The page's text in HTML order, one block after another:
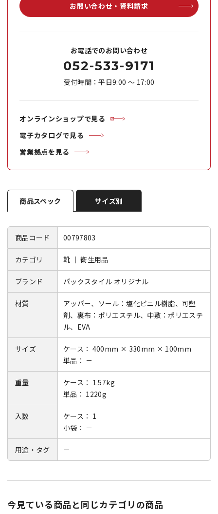
お問い合わせ・資料請求
お電話でのお問い合わせ
052-533-9171
受付時間：平日9:00 ～ 17:00
オンラインショップで見る
電子カタログで見る
営業拠点を見る
商品スペック サイズ別
商品コード 00797803
カテゴリ 靴 ｜ 衛生用品
ブランド パックスタイル オリジナル
材質
アッパー、ソール：塩化ビニル樹脂、可塑
剤、裏布：ポリエステル、中敷：ポリエステ
ル、EVA
サイズ
ケース： 400mm × 330mm × 100mm
単品： －
重量
ケース： 1.57kg
単品： 1220g
入数
ケース： 1
小袋： －
用途・タグ －
今見ている商品と同じカテゴリの商品